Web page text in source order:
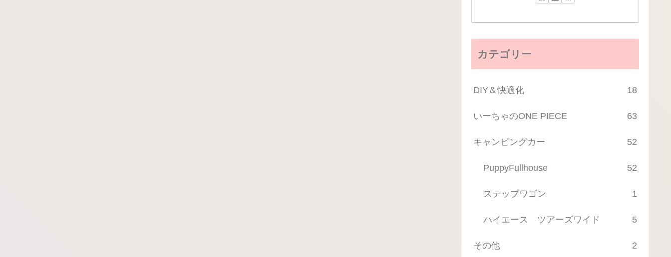
カテゴリー
DIY＆快適化 18
いーちゃのONE PIECE 63
キャンピングカー 52
PuppyFullhouse 52
ステップワゴン 1
ハイエース ツアーズワイド 5
その他 2